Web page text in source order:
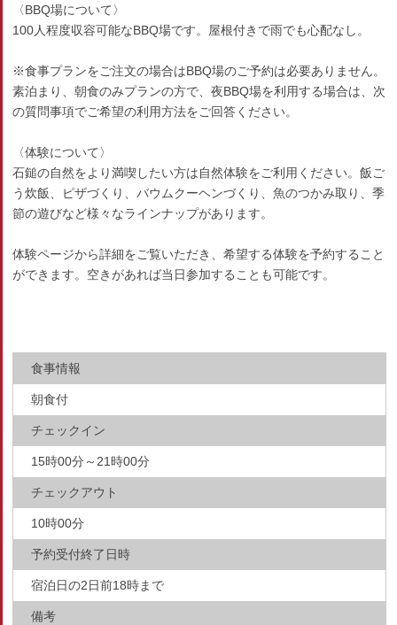
〈BBQ場について〉
100人程度収容可能なBBQ場です。屋根付きで雨でも心配なし。
※食事プランをご注文の場合はBBQ場のご予約は必要ありません。
素泊まり、朝食のみプランの方で、夜BBQ場を利用する場合は、次
の質問事項でご希望の利用方法をご回答ください。
〈体験について〉
石鎚の自然をより満喫したい方は自然体験をご利用ください。飯ご
う炊飯、ピザづくり、バウムクーヘンづくり、魚のつかみ取り、季
節の遊びなど様々なラインナップがあります。
体験ページから詳細をご覧いただき、希望する体験を予約すること
ができます。空きがあれば当日参加することも可能です。
食事情報
朝食付
チェックイン
15時00分～21時00分
チェックアウト
10時00分
予約受付終了日時
宿泊日の2日前18時まで
備考